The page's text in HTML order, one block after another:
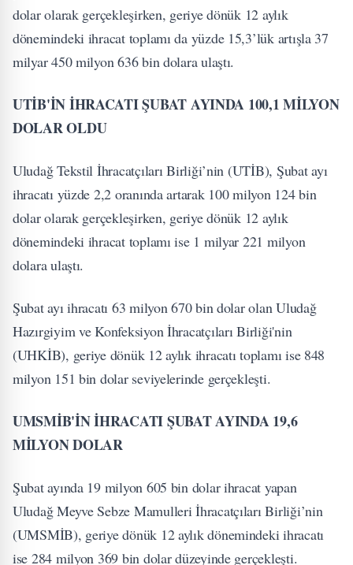
dolar olarak gerçekleşirken, geriye dönük 12 aylık
dönemindeki ihracat toplamı da yüzde 15,3’lük artışla 37
milyar 450 milyon 636 bin dolara ulaştı.
UTİB'İN İHRACATI ŞUBAT AYINDA 100,1 MİLYON
DOLAR OLDU
Uludağ Tekstil İhracatçıları Birliği’nin (UTİB), Şubat ayı
ihracatı yüzde 2,2 oranında artarak 100 milyon 124 bin
dolar olarak gerçekleşirken, geriye dönük 12 aylık
dönemindeki ihracat toplamı ise 1 milyar 221 milyon
dolara ulaştı.
Şubat ayı ihracatı 63 milyon 670 bin dolar olan Uludağ
Hazırgiyim ve Konfeksiyon İhracatçıları Birliği'nin
(UHKİB), geriye dönük 12 aylık ihracatı toplamı ise 848
milyon 151 bin dolar seviyelerinde gerçekleşti.
UMSMİB'İN İHRACATI ŞUBAT AYINDA 19,6
MİLYON DOLAR
Şubat ayında 19 milyon 605 bin dolar ihracat yapan
Uludağ Meyve Sebze Mamulleri İhracatçıları Birliği’nin
(UMSMİB), geriye dönük 12 aylık dönemindeki ihracatı
ise 284 milyon 369 bin dolar düzeyinde gerçekleşti.